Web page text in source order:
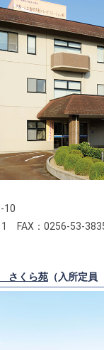
10
FAX：0256-53-
さくら苑（入所定員